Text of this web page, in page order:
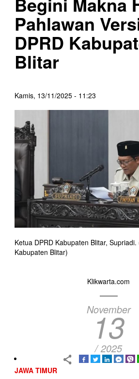
Pahlawan
DPRD
Blitar
Kamis, 13/11/2025 - 11:23
Ketua DPRD Kabupaten Blitar,
Kabupaten Blitar)
Klikwarta.com
November
13
/ 2025
JAWA TIMUR